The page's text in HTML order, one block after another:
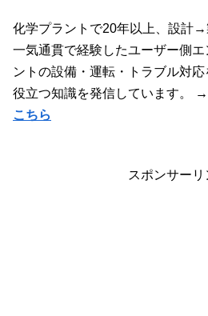
化学プラントで20年以上、設
一気通貫で経験したユーザー側
ントの設備・運転・トラブル対
役立つ知識を発信しています。
→
こちら
スポンサーリ